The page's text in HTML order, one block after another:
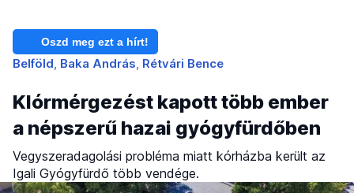
Oszd meg ezt a hírt!
Belföld Baka András Rétvári Bence
Klórmérgezést kapott több ember
a népszerű hazai gyógyfürdőben
Vegyszeradagolási probléma miatt kórházba került az
Igali Gyógyfürdő több vendége.